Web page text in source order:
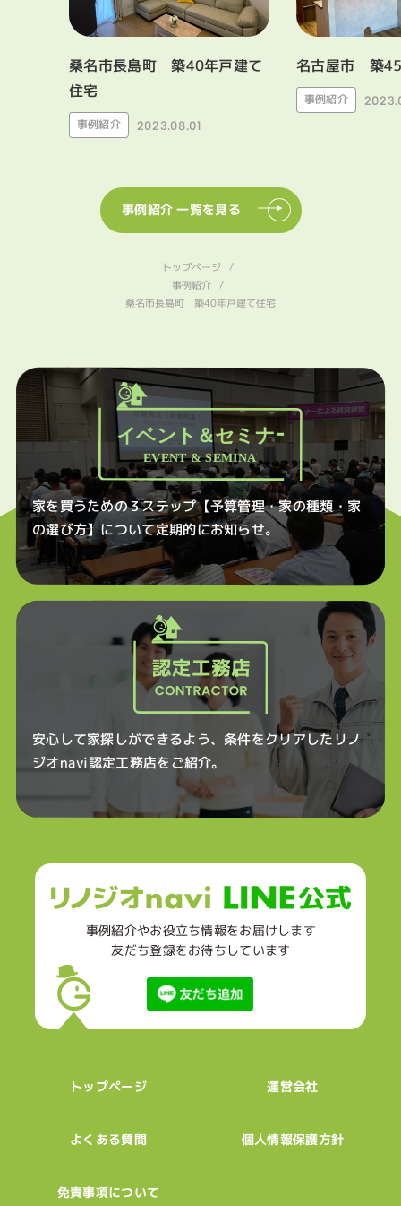
桑名市長島町 築40年戸建て
住宅
事例紹介 2023.08.01
名古屋市 築
事例紹介
事例紹介 一覧を見る
トップページ
事例紹介
桑名市長島町 築40年戸建て住宅
家を買うための３ステップ【予算管理・家の種類・家
の選び方】について定期的にお知らせ。
安心して家探しができるよう、条件をクリアしたリノ
ジオnavi認定工務店をご紹介。
事例紹介やお役立ち情報をお届けします
友だち登録をお待ちしています
トップページ 運営会社
よくある質問 個人情報保護方針
免責事項について